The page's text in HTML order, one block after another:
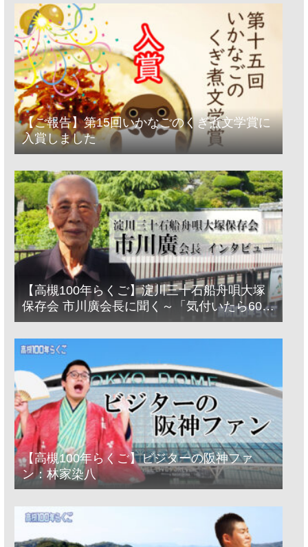
【ご報告】第15回いかなごのくぎ煮文学賞に
入賞しました
【高槻100年らくご】淀川三十石船舟唄大塚
保存会 市川廣会長に聞く～「気付いたら60年
経っとった」
【高槻100年らくご】ビジターの阪神ファ
ン：林家染八